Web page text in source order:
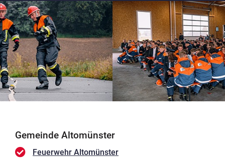
Gemeinde Altomünster
Feuerwehr Altomünster